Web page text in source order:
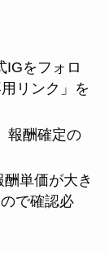
IGをフォロ
リンク」を
報酬確定の
単価が大き
で確認必